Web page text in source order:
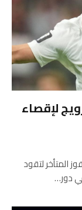
لإقصاء
المتأخر لتقود